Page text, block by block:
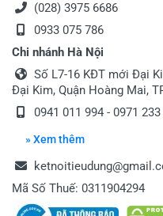
(028) 3975 6686
0933 075 786
Chi nhánh Hà Nội
Số L7-16 KĐT mới Đại
Đại Kim, Quận Hoàng Mai,
0941 011 994 - 0971
» Xem thêm
Mã Số Thuế: 0311904294